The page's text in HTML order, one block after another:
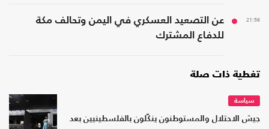
21:56
عن التصعيد العسكري في اليمن وتحالف مكة
للدفاع المشترك
تغطية ذات صلة
سياسة
جيش الاحتلال والمستوطنون ينكّلون بالفلسطينيين بعد